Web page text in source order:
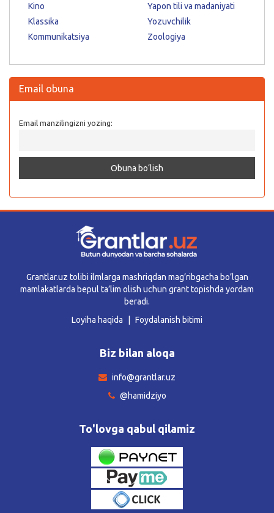
Kino
Klassika
Kommunikatsiya
Yapon tili va madaniyati
Yozuvchilik
Zoologiya
Email obuna
Email manzilingizni yozing:
Grantlar.uz tolibi ilmlarga mashriqdan mag’ribgacha bo’lgan
mamlakatlarda bepul ta’lim olish uchun grant topishda yordam
beradi.
Loyiha haqida
Foydalanish bitimi
Biz bilan aloqa
info@grantlar.uz
@hamidziyo
To'lovga qabul qilamiz